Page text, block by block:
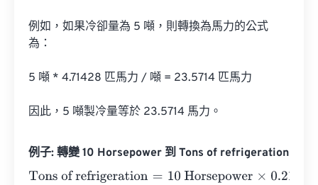
例如，如果冷卻量為 5 噸，則轉換為馬力的公式
為：
5 噸 * 4.71428 匹馬力 / 噸 = 23.5714 匹馬力
因此，5 噸製冷量等於 23.5714 馬力。
例子: 轉變 10 Horsepower 到 Tons of refrigeration
Tons of refrigeration=10 Horsepower×0.212121 =2.12121